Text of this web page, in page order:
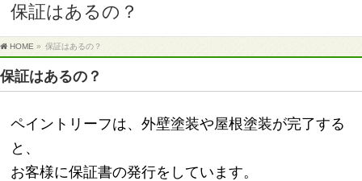
保証はあるの？
HOME » 保証はあるの？
保証はあるの？
ペイントリーフは、外壁塗装や屋根塗装が完了する
と、
お客様に保証書の発行をしています。